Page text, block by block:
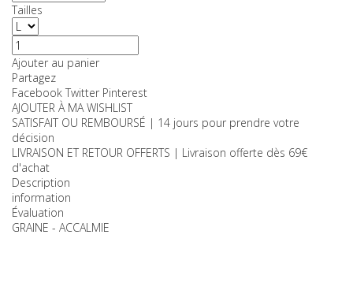
Tailles
Ajouter au panier
Partagez
Facebook Twitter Pinterest
AJOUTER À MA WISHLIST
SATISFAIT OU REMBOURSÉ | 14 jours pour prendre votre
décision
LIVRAISON ET RETOUR OFFERTS | Livraison offerte dès 69€
d'achat
Description
information
Évaluation
GRAINE - ACCALMIE